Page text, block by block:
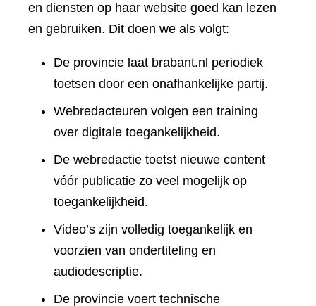
en diensten op haar website goed kan lezen
en gebruiken. Dit doen we als volgt:
De provincie laat brabant.nl periodiek
toetsen door een onafhankelijke partij.
Webredacteuren volgen een training
over digitale toegankelijkheid.
De webredactie toetst nieuwe content
vóór publicatie zo veel mogelijk op
toegankelijkheid.
Video’s zijn volledig toegankelijk en
voorzien van ondertiteling en
audiodescriptie.
De provincie voert technische